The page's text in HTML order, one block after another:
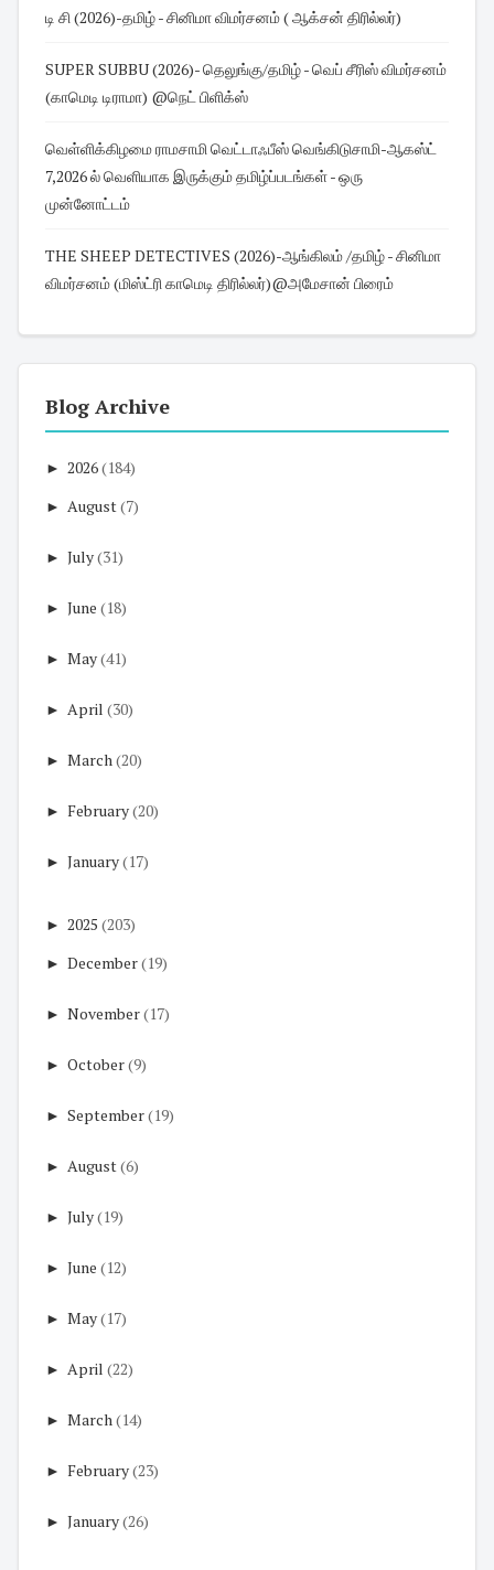
டி சி (2026)-தமிழ் - சினிமா விமர்சனம் ( ஆக்சன் திரில்லர்)
SUPER SUBBU (2026)- தெலுங்கு/தமிழ் - வெப் சீரிஸ் விமர்சனம்
(காமெடி டிராமா) @நெட் பிளிக்ஸ்
வெள்ளிக்கிழமை ராமசாமி வெட்டாஃபீஸ் வெங்கிடுசாமி-ஆகஸ்ட்
7,2026 ல் வெளியாக இருக்கும் தமிழ்ப்படங்கள் - ஒரு
முன்னோட்டம்
THE SHEEP DETECTIVES (2026)-ஆங்கிலம் /தமிழ் - சினிமா
விமர்சனம் (மிஸ்ட்ரி காமெடி திரில்லர்)@அமேசான் பிரைம்
Blog Archive
► 2026(184)
► August(7)
► July(31)
► June (18)
► May(41)
► April (30)
► March(20)
► February(20)
► January(17)
► 2025 (203)
► December(19)
► November(17)
► October(9)
► September(19)
► August(6)
► July(19)
► June (12)
► May(17)
► April (22)
► March(14)
► February(23)
► January(26)